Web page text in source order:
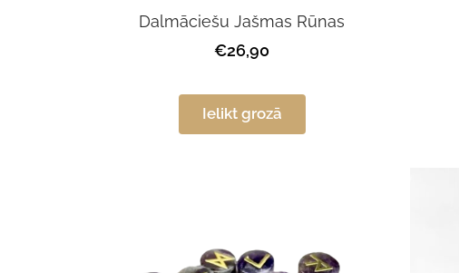
Dalmāciešu Jašmas Rūnas
€26,90
Ielikt grozā